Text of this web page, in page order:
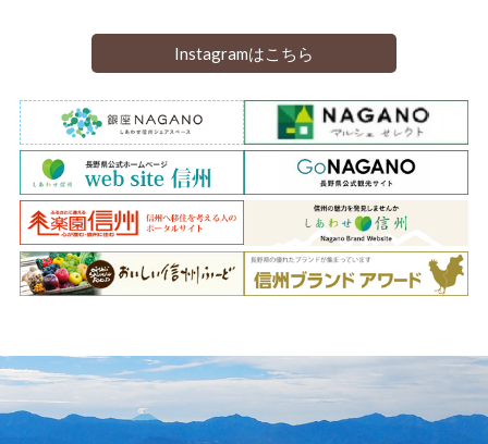
Instagramはこちら